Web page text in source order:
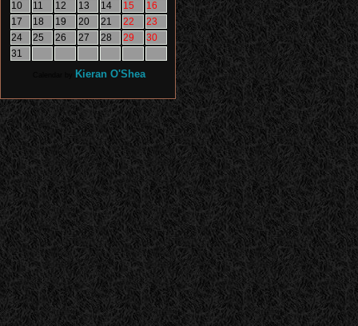
10
11 12 13 14 15
16
17
18 19 20 21 22
23
24
25 26 27 28 29
30
31
Kieran O'Shea